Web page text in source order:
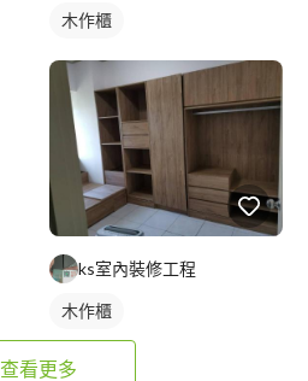
木作櫃
ks室內裝修工程
木作櫃
查看更多